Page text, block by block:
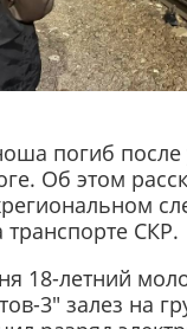
погиб после
Об этом
СКР.
18-летний
3" залез на